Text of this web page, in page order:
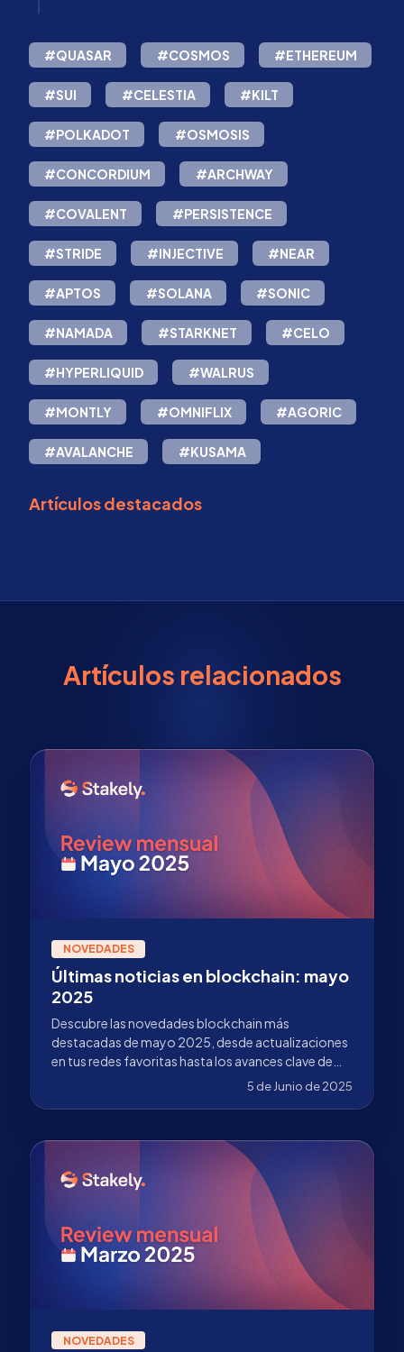
#QUASAR #COSMOS #ETHEREUM
#SUI #CELESTIA #KILT
#POLKADOT #OSMOSIS
#CONCORDIUM #ARCHWAY
#COVALENT #PERSISTENCE
#STRIDE #INJECTIVE #NEAR
#APTOS #SOLANA #SONIC
#NAMADA #STARKNET #CELO
#HYPERLIQUID #WALRUS
#MONTLY #OMNIFLIX #AGORIC
#AVALANCHE #KUSAMA
Artículos destacados
Artículos relacionados
NOVEDADES
Últimas noticias en blockchain: mayo
2025
Descubre las novedades blockchain más
destacadas de mayo 2025, desde actualizaciones
en tus redes favoritas hasta los avances clave de
Stakely como validador líder. ¡No te lo pierdas!
5 de Junio de 2025
NOVEDADES